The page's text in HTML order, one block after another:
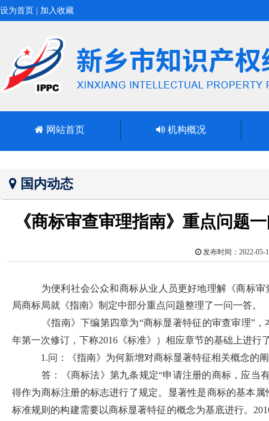
设为首页 加入收藏
网站首页 机构概况
国内动态
《商标审查审理指南》重点问
发布时间：2022-
为便利社会公众和商标从业人员更好地理解《商标
局商标局就《指南》制定中部分重点问题整理了一问一答。
《指南》下编第四章为“商标显著特征的审查审理”
年第一次修订，下称2016《标准》）相应章节的基础上进行
1.问：《指南》为何新增对商标显著特征相关概念的
答：《商标法》第九条规定“申请注册的商标，应当
得作为商标注册的标志进行了规定。显著性是商标的基本
标准规则的构建需要以商标显著特征的概念为基底进行。